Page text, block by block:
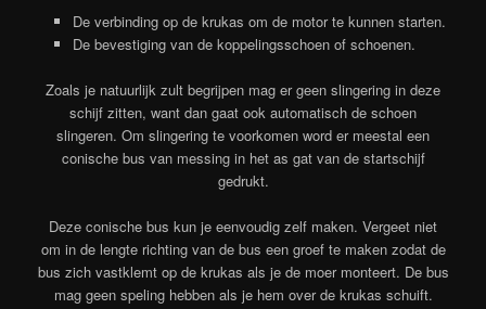
De verbinding op de krukas om de motor te kunnen starten.
De bevestiging van de koppelingsschoen of schoenen.
Zoals je natuurlijk zult begrijpen mag er geen slingering in deze
schijf zitten, want dan gaat ook automatisch de schoen
slingeren. Om slingering te voorkomen word er meestal een
conische bus van messing in het as gat van de startschijf
gedrukt.
Deze conische bus kun je eenvoudig zelf maken. Vergeet niet
om in de lengte richting van de bus een groef te maken zodat de
bus zich vastklemt op de krukas als je de moer monteert. De bus
mag geen speling hebben als je hem over de krukas schuift.